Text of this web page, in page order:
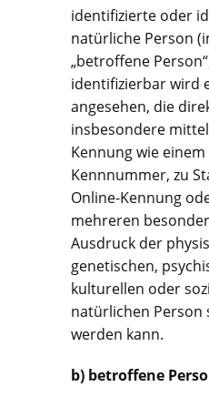
identifizierte oder
natürliche Person
„betroffene
identifizierbar wird
angesehen, die
insbesondere
Kennung wie
Kennnummer, zu
Online-Kennung
mehreren
Ausdruck der
genetischen,
kulturellen oder
natürlichen Person
werden kann.
b) betroffene